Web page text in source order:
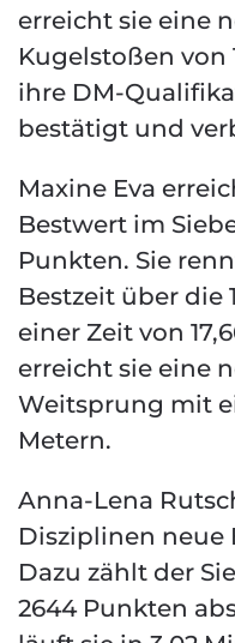
erreicht sie eine
Kugelstoßen von
ihre DM-
bestätigt und
Maxine Eva
Bestwert im
Punkten. Sie
Bestzeit über die
einer Zeit von
erreicht sie eine
Weitsprung mit
Metern.
Anna-Lena
Disziplinen neue
Dazu zählt der
2644 Punkten